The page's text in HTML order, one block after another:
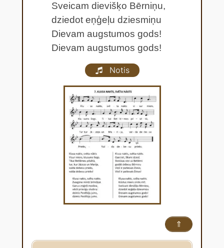
Sveicam dievišķo Bērniņu,
dziedot eņģeļu dziesmiņu
Dievam augstumos gods!
Dievam augstumos gods!
Notis
⇑